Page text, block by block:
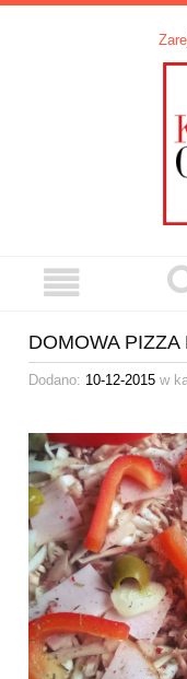
DOMOWA PIZZA
Dodano: 10-12-2015 w